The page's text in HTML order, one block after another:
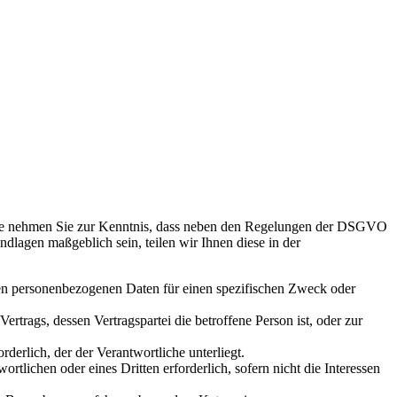
Sie zur Kenntnis, dass neben den Regelungen der DSGVO
maßgeblich sein, teilen wir Ihnen diese in der
Daten für einen spezifischen Zweck oder
dessen Vertragspartei die betroffene Person ist, oder zur
der der Verantwortliche unterliegt.
oder eines Dritten erforderlich, sofern nicht die Interessen